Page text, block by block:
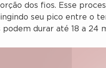
dos fios. Esse
seu pico entre o
durar até 18 a 24